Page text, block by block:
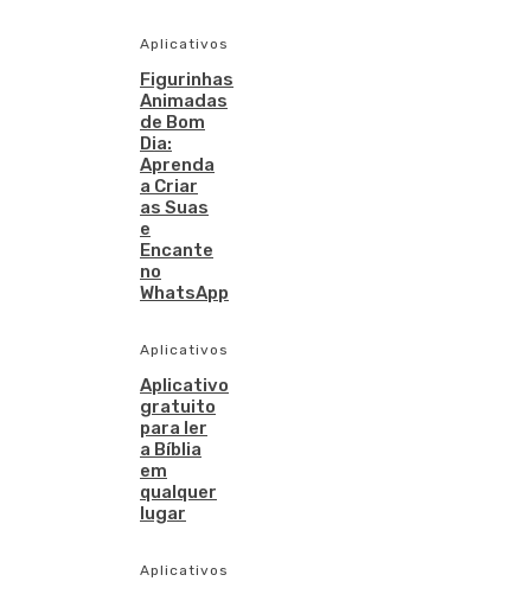
Aplicativos
Figurinhas
Animadas
de Bom
Dia:
Aprenda
a Criar
as Suas
e
Encante
no
WhatsApp
Aplicativos
Aplicativo
gratuito
para ler
a Bíblia
em
qualquer
lugar
Aplicativos